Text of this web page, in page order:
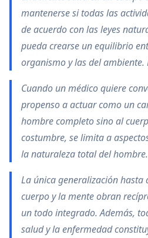
mantenerse si todas las
de acuerdo con las leyes
pueda crearse un equilibrio
organismo y las del ambiente.
Cuando un médico quiere
propenso a actuar como un
hombre completo sino al
costumbre, se limita a
la naturaleza total del hombre.
La única generalización hasta
cuerpo y la mente obran
un todo integrado. Además,
salud y la enfermedad